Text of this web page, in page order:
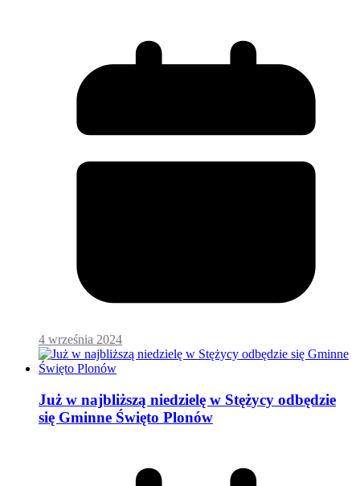
4 września 2024
Już w najbliższą niedzielę w Stężycy odbędzie
się Gminne Święto Plonów